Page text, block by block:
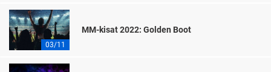
03/11
MM-kisat 2022: Golden Boot